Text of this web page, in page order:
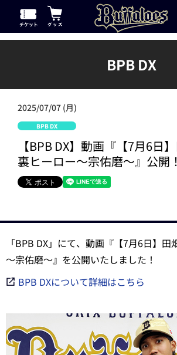
BPB DX
2025/07/07 (月)
BPB DX
【BPB DX】動画『【7月6日
裏ヒーロー～宗佑磨～』公開！
「BPB DX」にて、動画『【7月6日】
～宗佑磨～』を公開いたしました！
BPB DXについて詳細はこちら